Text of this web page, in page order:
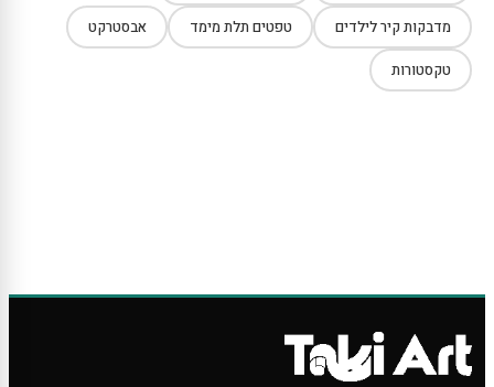
מדבקות קיר לילדים טפטים תלת מימד אבסטרקט
טקסטורות